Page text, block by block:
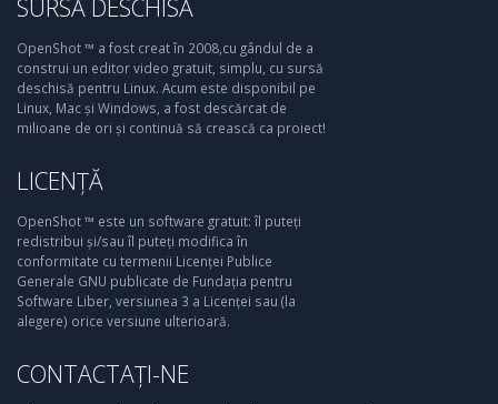
SURSĂ DESCHISĂ
OpenShot ™ a fost creat în 2008,cu gândul de a
construi un editor video gratuit, simplu, cu sursă
deschisă pentru Linux. Acum este disponibil pe
Linux, Mac și Windows, a fost descărcat de
milioane de ori și continuă să crească ca proiect!
LICENȚĂ
OpenShot ™ este un software gratuit: îl puteți
redistribui și/sau îl puteți modifica în
conformitate cu termenii Licenței Publice
Generale GNU publicate de Fundația pentru
Software Liber, versiunea 3 a Licenței sau (la
alegere) orice versiune ulterioară.
CONTACTAȚI-NE